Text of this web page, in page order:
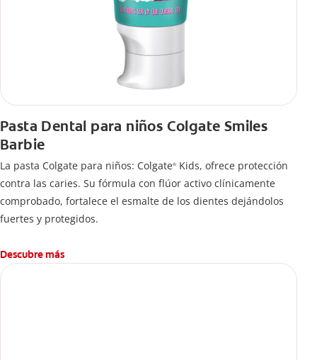
Pasta Dental para niños Colgate Smiles
Barbie
La pasta Colgate para niños: Colgate® Kids, ofrece protección
contra las caries. Su fórmula con flúor activo clínicamente
comprobado, fortalece el esmalte de los dientes dejándolos
fuertes y protegidos.
Descubre más